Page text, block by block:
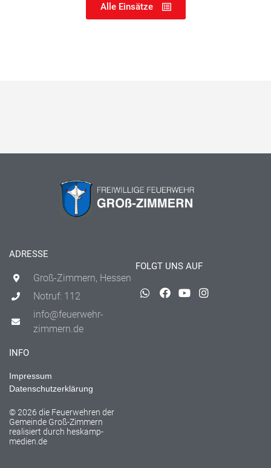
Alle Einsätze
ADRESSE
Groß-Zimmern, Hessen
Notruf: 112
info@feuerwehr-
zimmern.de
FOLGT UNS AUF
INFO
Impressum
Datenschutzerklärung
© 2026 die Feuerwehren der
Gemeinde Groß-Zimmern
realisiert durch heskamp-
medien.de